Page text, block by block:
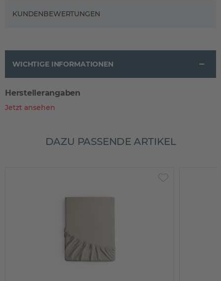
KUNDENBEWERTUNGEN
WICHTIGE INFORMATIONEN
Herstellerangaben
Jetzt ansehen
DAZU PASSENDE ARTIKEL